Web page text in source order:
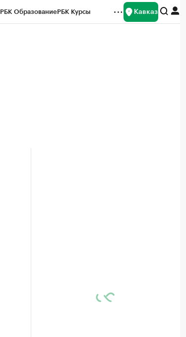
РБК ОбразованиеРБК Курсы Кавказ